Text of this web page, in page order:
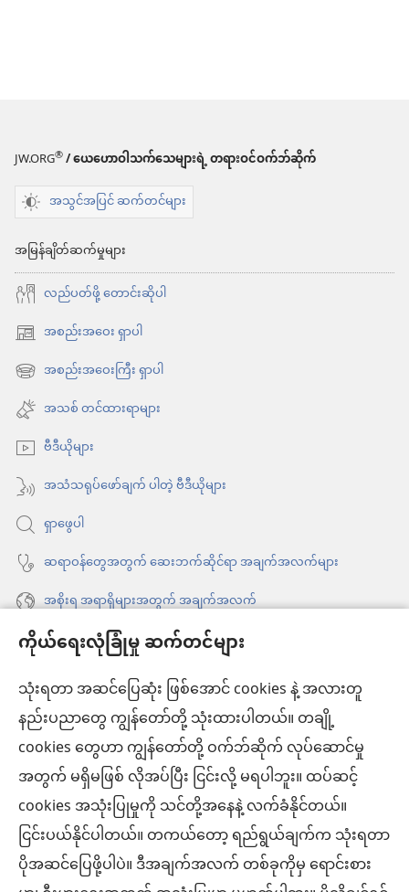
ကိုယ်ရေးလုံခြုံမှု ဆက်တင်များ
သုံးရတာ အဆင်ပြေဆုံး ဖြစ်အောင် cookies နဲ့ အလားတူ
နည်းပညာတွေ ကျွန်တော်တို့ သုံးထားပါတယ်။ တချို့
cookies တွေဟာ ကျွန်တော်တို့ ဝက်ဘ်ဆိုက် လုပ်ဆောင်မှု
အတွက် မရှိမဖြစ် လိုအပ်ပြီး ငြင်းလို့ မရပါဘူး။ ထပ်ဆင့်
cookies အသုံးပြုမှုကို သင်တို့အနေနဲ့ လက်ခံနိုင်တယ်။
ငြင်းပယ်နိုင်ပါတယ်။ တကယ်တော့ ရည်ရွယ်ချက်က သုံးရတာ
ပိုအဆင်ပြေဖို့ပါပဲ။ ဒီအချက်အလက် တစ်ခုကိုမှ ရောင်းစား
JW.ORG®/ ယေဟောဝါသက်သေများရဲ့ တရားဝင်ဝက်ဘ်ဆိုက်
အသွင်အပြင် ဆက်တင်များ
အမြန်ချိတ်ဆက်မှုများ
လည်ပတ်ဖို့ တောင်းဆိုပါ
အစည်းအဝေး ရှာပါ
(window
အသစ်
င့်
နေ
ပါ
တယ်)
အစည်းအဝေးကြီး ရှာပါ
(window
အသစ်
င့်
နေ
ပါ
တယ်)
အသစ် တင်ထားရာများ
ဗီဒီယိုများ
အသံသရုပ်ဖော်ချက် ပါတဲ့ ဗီဒီယိုများ
ရှာဖွေပါ
ဆရာဝန်တွေအတွက် ဆေးဘက်ဆိုင်ရာ အချက်အလက်များ
အစိုးရ အရာရှိများအတွက် အချက်အလက်
အကူအညီ
အလှူငွေ
(window
အသစ်
ဖွ
င့်
နေ
ပါ
တယ်)
ကင်းမျှော်စင် အွန်လိုင်းစာကြည့်တိုက်™
(window
အသစ်
ဖွ
င့်
နေ
ပါ
JW Hub®
(window
အသစ်
ဖွ
င့်
JW Library®
ကင်းမျှော်စင် စာကြည့်တိုက်